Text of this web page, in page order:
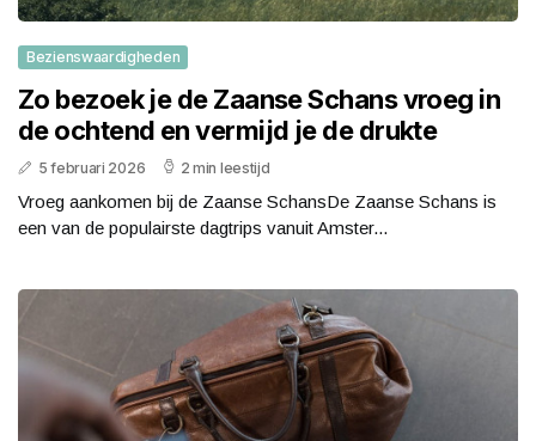
Bezienswaardigheden
Zo bezoek je de Zaanse Schans vroeg in
de ochtend en vermijd je de drukte
5 februari 2026 2 min leestijd
Vroeg aankomen bij de Zaanse SchansDe Zaanse Schans is
een van de populairste dagtrips vanuit Amster...